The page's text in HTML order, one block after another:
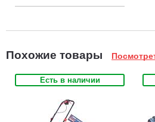
Похожие товары
Есть в наличии